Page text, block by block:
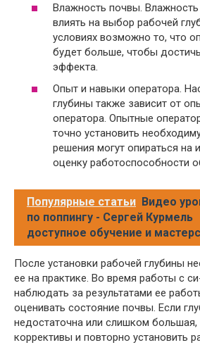
Влажность почвы.
влиять на выбор рабочей
условиях возможно то, что
будет больше, чтобы
эффекта.
Опыт и навыки оператора.
глубины также зависит от
оператора. Опытные
точно установить
решения могут опираться на
оценку работоспособности
Популярные статьи Видео
по поппингу - Сергей Курмель
доступное обучение и
После установки рабочей глубины
ее на практике. Во время работы с
наблюдать за результатами ее
оценивать состояние почвы. Если
недостаточна или слишком
коррективы и повторно установить